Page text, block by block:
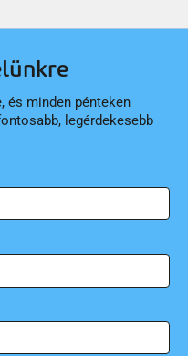
és minden pénteken
legérdekesebb